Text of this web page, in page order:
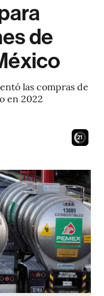
de
las compras de
en 2022
19